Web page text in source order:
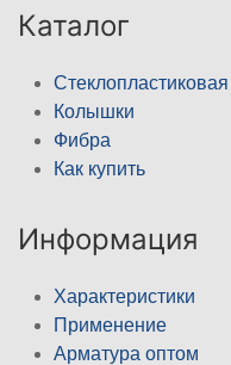
Каталог
Колышки
Фибра
Как купить
Информация
Характеристики
Применение
Арматура оптом